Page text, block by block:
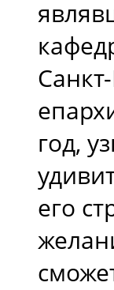
год,
его